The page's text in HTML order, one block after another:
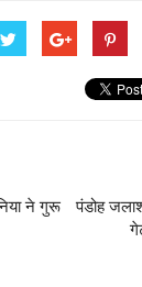
ने गुरू
पंडोह